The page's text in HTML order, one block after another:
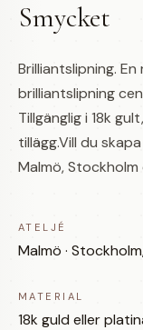
Smycket
Brilliantslipning.
brilliantslipning
Tillgänglig i 18k
tillägg.Vill du
Malmö,
ATELJÉ
Malmö ·
MATERIAL
18k guld eller